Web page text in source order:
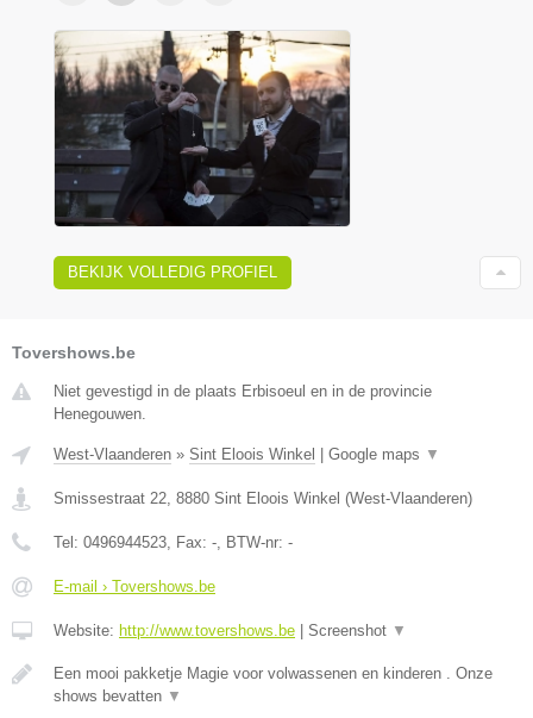
BEKIJK VOLLEDIG PROFIEL
Tovershows.be
Niet gevestigd in de plaats Erbisoeul en in de provincie
Henegouwen.
West-Vlaanderen » Sint Eloois Winkel Google maps ▼
Smissestraat 22, 8880 Sint Eloois Winkel (West-Vlaanderen)
Tel: 0496944523, Fax: -, BTW-nr: -
E-mail › Tovershows.be
Website: http://www.tovershows.be Screenshot ▼
Een mooi pakketje Magie voor volwassenen en kinderen . Onze
shows bevatten ▼